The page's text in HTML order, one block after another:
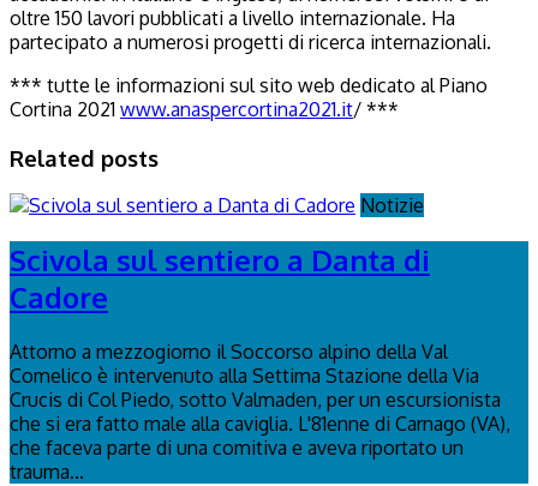
oltre 150 lavori pubblicati a livello internazionale. Ha
partecipato a numerosi progetti di ricerca internazionali.
*** tutte le informazioni sul sito web dedicato al Piano
Cortina 2021 www.anaspercortina2021.it/ ***
Related posts
Notizie
Scivola sul sentiero a Danta di
Cadore
Attorno a mezzogiorno il Soccorso alpino della Val
Comelico è intervenuto alla Settima Stazione della Via
Crucis di Col Piedo, sotto Valmaden, per un escursionista
che si era fatto male alla caviglia. L'81enne di Carnago (VA),
che faceva parte di una comitiva e aveva riportato un
trauma...